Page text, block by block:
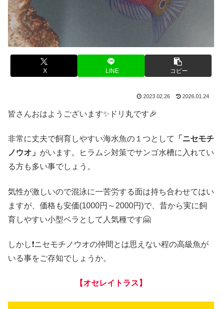
X LINE コピー
2023.02.26 2026.01.24
皆さんおはようございます✨ドリ丸です🎉
非常に丈夫で飼育しやすい海水魚の１つとして
「ニセモチ
ノウオ」 がいます。ヒラムシ対策でサンゴ水槽に入れてい
る方も多い事でしょう。
気性が激しいので混泳に一苦労する面は持ち合わせてはい
ますが、価格も安価(1000円～2000円)で、昔から実に飼
育しやすい小型ベラとして人気種です🤗
しかし❗ニセモチノウオの仲間とは思えない程の高級魚が
いる事をご存知でしょうか。
【オセレイトラス】